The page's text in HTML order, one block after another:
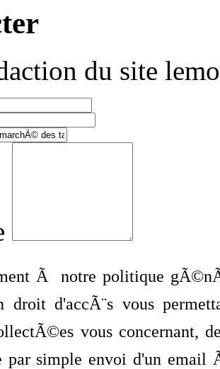
du site
Ã notre politique
droit d'accÃ¨s vous
vous concernant,
par simple envoi d'un